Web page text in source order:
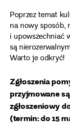
Poprzez temat
na nowy sposób,
i upowszechniać
są
Warto je odkryć!
Zgłoszenia
przyjmowane
zgłoszeniowy
(termin: do 15